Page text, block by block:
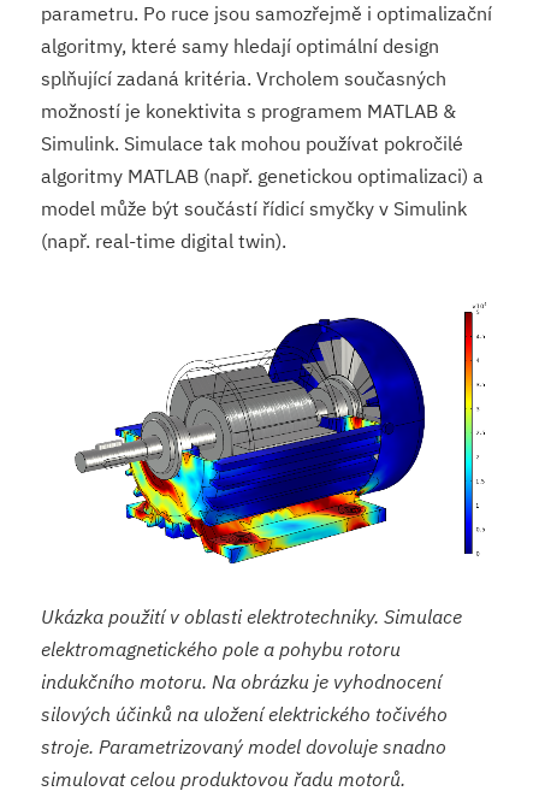
parametru. Po ruce jsou samozřejmě i optimalizační
algoritmy, které samy hledají optimální design
splňující zadaná kritéria. Vrcholem současných
možností je konektivita s programem MATLAB &
Simulink. Simulace tak mohou používat pokročilé
algoritmy MATLAB (např. genetickou optimalizaci) a
model může být součástí řídicí smyčky v Simulink
(např. real-time digital twin).
Ukázka použití v oblasti elektrotechniky. Simulace
elektromagnetického pole a pohybu rotoru
indukčního motoru. Na obrázku je vyhodnocení
silových účinků na uložení elektrického točivého
stroje. Parametrizovaný model dovoluje snadno
simulovat celou produktovou řadu motorů.